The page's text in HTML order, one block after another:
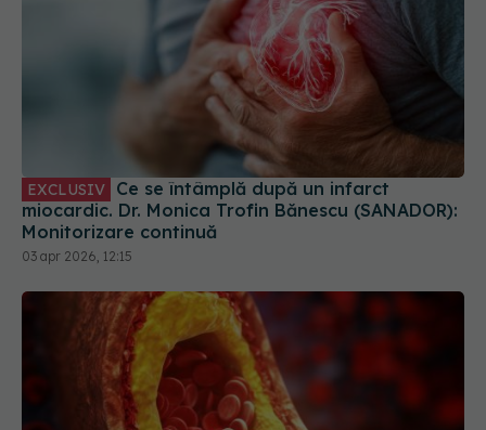
miocardic. Dr. Monica Trofin Bănescu (SANADOR):
Monitorizare continuă